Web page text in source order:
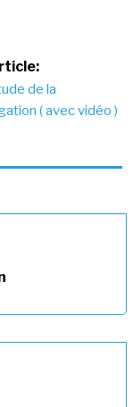
de la
( avec vidéo )